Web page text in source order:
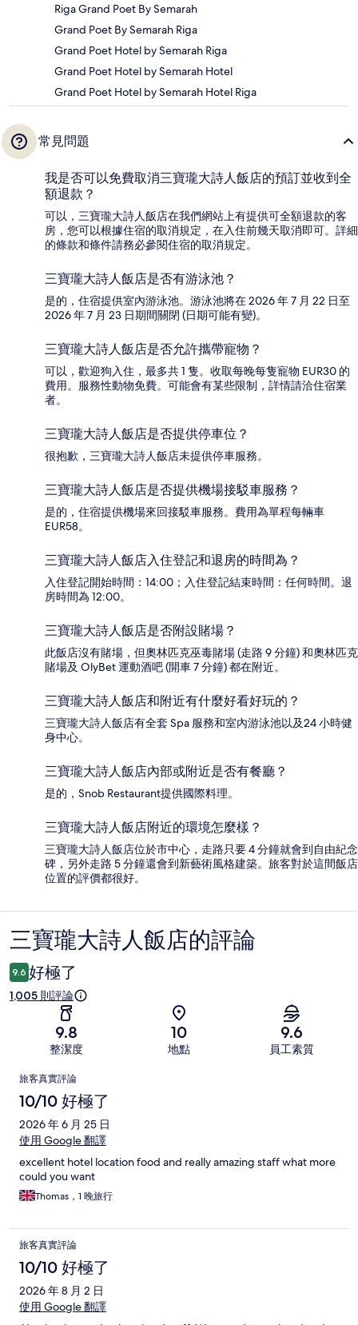
Riga Grand Poet By Semarah
Grand Poet By Semarah Riga
Grand Poet Hotel by Semarah Riga
Grand Poet Hotel by Semarah Hotel
Grand Poet Hotel by Semarah Hotel Riga
常見問題
我是否可以免費取消三寶瓏大詩人飯店的預訂並收到全
額退款？
可以，三寶瓏大詩人飯店在我們網站上有提供可全額退款的客
房，您可以根據住宿的取消規定，在入住前幾天取消即可。詳細
的條款和條件請務必參閱住宿的取消規定。
三寶瓏大詩人飯店是否有游泳池？
是的，住宿提供室內游泳池。游泳池將在 2026 年 7 月 22 日至
2026 年 7 月 23 日期間關閉 (日期可能有變)。
三寶瓏大詩人飯店是否允許攜帶寵物？
可以，歡迎狗入住，最多共 1 隻。收取每晚每隻寵物 EUR30 的
費用。服務性動物免費。可能會有某些限制，詳情請洽住宿業
者。
三寶瓏大詩人飯店是否提供停車位？
很抱歉，三寶瓏大詩人飯店未提供停車服務。
三寶瓏大詩人飯店是否提供機場接駁車服務？
是的，住宿提供機場來回接駁車服務。費用為單程每輛車
EUR58。
三寶瓏大詩人飯店入住登記和退房的時間為？
入住登記開始時間：14:00；入住登記結束時間：任何時間。退
房時間為 12:00。
三寶瓏大詩人飯店是否附設賭場？
此飯店沒有賭場，但奧林匹克巫毒賭場 (走路 9 分鐘) 和奧林匹克
賭場及 OlyBet 運動酒吧 (開車 7 分鐘) 都在附近。
三寶瓏大詩人飯店和附近有什麼好看好玩的？
三寶瓏大詩人飯店有全套 Spa 服務和室內游泳池以及24 小時健
身中心。
三寶瓏大詩人飯店內部或附近是否有餐廳？
是的，Snob Restaurant提供國際料理。
三寶瓏大詩人飯店附近的環境怎麼樣？
三寶瓏大詩人飯店位於市中心，走路只要 4 分鐘就會到自由紀念
碑，另外走路 5 分鐘還會到新藝術風格建築。旅客對於這間飯店
位置的評價都很好。
評
論
三寶瓏大詩人飯店的評論
9.6 好極了
1,005 則評論
9.8
整潔度
10
地點
9.6
員工素質
評
論
旅客真實評論
10/10 好極了
2026 年 6 月 25 日
使用 Google 翻譯
excellent hotel location food and really amazing staff what more
could you want
Thomas，1 晚旅行
旅客真實評論
10/10 好極了
2026 年 8 月 2 日
使用 Google 翻譯